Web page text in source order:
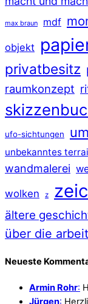
max braun mdf
objekt
privatbesitz
raumkonzept
ufo-sichtungen
unbekanntes
wandmalerei
wolken z
ältere
über die arbeit
Neueste
Armin Rohr:
Jürgen: